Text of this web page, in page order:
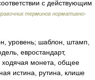
с действующим
терминов нормативно-
уровень; шаблон, штамп,
евростандарт,
ходячая монета, общее
истина, рутина, клише